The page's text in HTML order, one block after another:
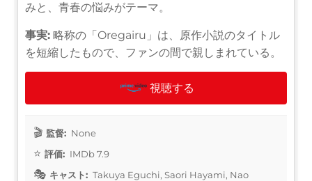
みと、青春の悩みがテーマ。
事実: 略称の「Oregairu」は、原作小説のタイトル
を短縮したもので、ファンの間で親しまれている。
視聴する
監督: None
評価: IMDb 7.9
キャスト: Takuya Eguchi, Saori Hayami, Nao